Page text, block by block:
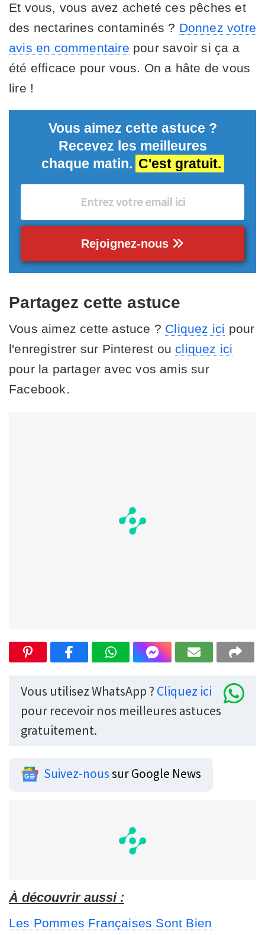
Et vous, vous avez acheté ces pêches et
des nectarines contaminés ? Donnez votre
avis en commentaire pour savoir si ça a
été efficace pour vous. On a hâte de vous
lire !
Vous aimez cette astuce ?
Recevez les meilleures
chaque matin. C'est gratuit.
Rejoignez-nous
Partagez cette astuce
Vous aimez cette astuce ? Cliquez ici pour
l'enregistrer sur Pinterest ou cliquez ici
pour la partager avec vos amis sur
Facebook.
Vous utilisez WhatsApp ? Cliquez ici
pour recevoir nos meilleures astuces
gratuitement.
Suivez-noussur Google News
À découvrir aussi :
Les Pommes Françaises Sont Bien